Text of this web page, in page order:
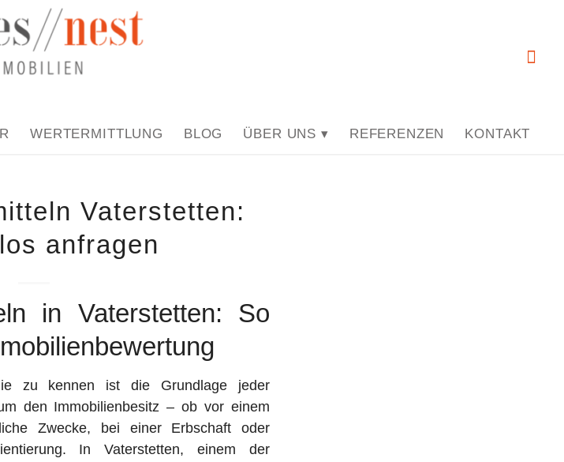
WERTERMITTLUNG BLOG ÜBER UNS ▾ REFERENZEN KONTAKT
Vaterstetten:
anfragen
in Vaterstetten: So
zu kennen ist die Grundlage jeder
den Immobilienbesitz – ob vor einem
Zwecke, bei einer Erbschaft oder
In Vaterstetten, einem der